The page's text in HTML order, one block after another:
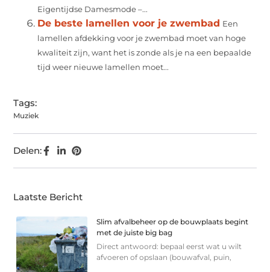
Eigentijdse Damesmode –...
De beste lamellen voor je zwembad Een
lamellen afdekking voor je zwembad moet van hoge
kwaliteit zijn, want het is zonde als je na een bepaalde
tijd weer nieuwe lamellen moet...
Tags:
Muziek
Delen:
Laatste Bericht
Slim afvalbeheer op de bouwplaats begint
met de juiste big bag
Direct antwoord: bepaal eerst wat u wilt
afvoeren of opslaan (bouwafval, puin,